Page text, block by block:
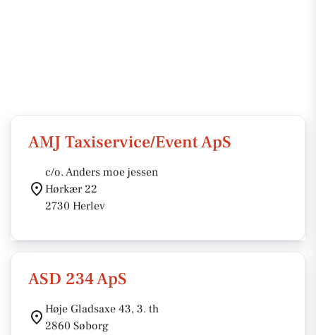
AMJ Taxiservice/Event ApS
c/o. Anders moe jessen
Hørkær 22
2730 Herlev
ASD 234 ApS
Høje Gladsaxe 43, 3. th
2860 Søborg